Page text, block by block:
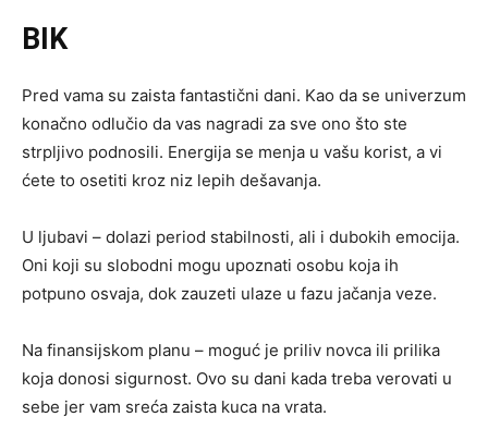
BIK
Pred vama su zaista fantastični dani. Kao da se univerzum
konačno odlučio da vas nagradi za sve ono što ste
strpljivo podnosili. Energija se menja u vašu korist, a vi
ćete to osetiti kroz niz lepih dešavanja.
U ljubavi – dolazi period stabilnosti, ali i dubokih emocija.
Oni koji su slobodni mogu upoznati osobu koja ih
potpuno osvaja, dok zauzeti ulaze u fazu jačanja veze.
Na finansijskom planu – moguć je priliv novca ili prilika
koja donosi sigurnost. Ovo su dani kada treba verovati u
sebe jer vam sreća zaista kuca na vrata.